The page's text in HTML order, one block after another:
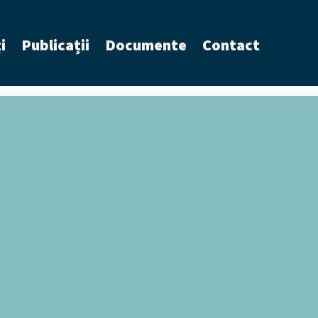
Publicații Documente Contact